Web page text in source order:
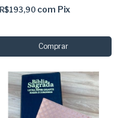
R$193,90 com Pix